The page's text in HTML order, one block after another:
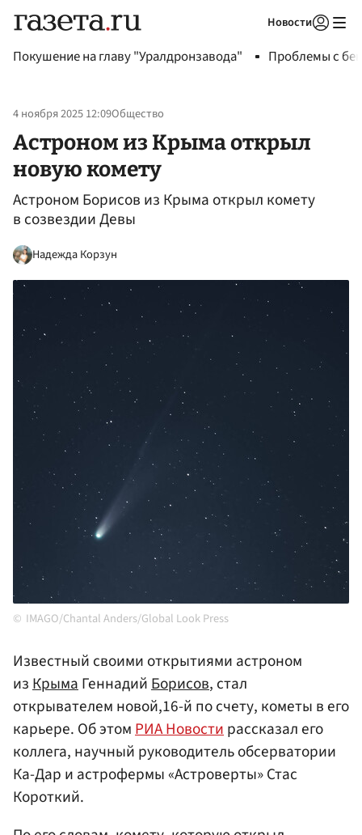
Новости
Покушение на главу "Уралдронзавода" Проблемы с
4 ноября 2025 12:09Общество
Астроном из Крыма открыл
новую комету
Астроном Борисов из Крыма открыл комету
в созвездии Девы
Надежда Корзун
IMAGO/Chantal Anders/Global Look Press
Известный своими открытиями астроном
изКрымаГеннадийБорисов, стал
открывателем новой,16-й по счету, кометы в его
карьере. Об этомРИА Новостирассказал его
коллега, научный руководитель обсерватории
Ка-Дар и астрофермы «Астроверты» Стас
Короткий.